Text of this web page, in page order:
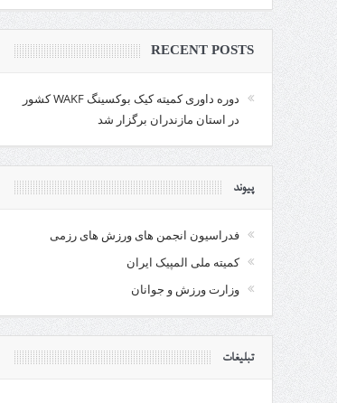
RECENT POSTS
دوره داوری کمیته کیک بوکسینگ WAKF کشور
در استان مازندران برگزار شد
پیوند
فدراسیون انجمن های ورزش های رزمی
کمیته ملی المپیک ایران
وزارت ورزش و جوانان
تبلیغات